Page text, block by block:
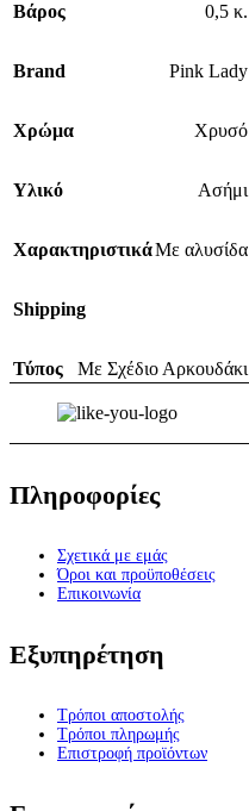
Βάρος
0,5 κ.
Brand Pink Lady
Χρώμα Χρυσό
Υλικό Ασήμι
ΧαρακτηριστικάΜε αλυσίδα
Shipping
Τύπος Με Σχέδιο Αρκουδάκι
Πληροφορίες
Σχετικά με εμάς
Όροι και προϋποθέσεις
Επικοινωνία
Εξυπηρέτηση
Τρόποι αποστολής
Τρόποι πληρωμής
Επιστροφή προϊόντων